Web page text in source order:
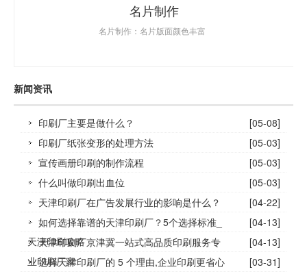
名片制作
名片制作：名片版面颜色丰富
新闻资讯
印刷厂主要是做什么？
[05-08]
印刷厂纸张变形的处理方法
[05-03]
宣传画册印刷的制作流程
[05-03]
什么叫做印刷出血位
[05-03]
天津印刷厂在广告发展行业的影响是什么？
[04-22]
如何选择靠谱的天津印刷厂？5个选择标准_
天津印刷攻略
[04-13]
天津印刷厂京津冀一站式高品质印刷服务专
业印刷厂家
[04-13]
选择天津印刷厂的 5 个理由,企业印刷更省心
[03-31]